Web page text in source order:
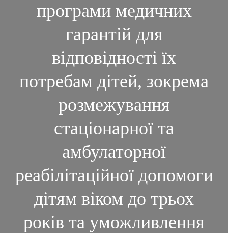
програми медичних
гарантій для
відповідності їх
потребам дітей, зокрема
розмежування
стаціонарної та
амбулаторної
реабілітаційної допомоги
дітям віком до трьох
років та уможливлення